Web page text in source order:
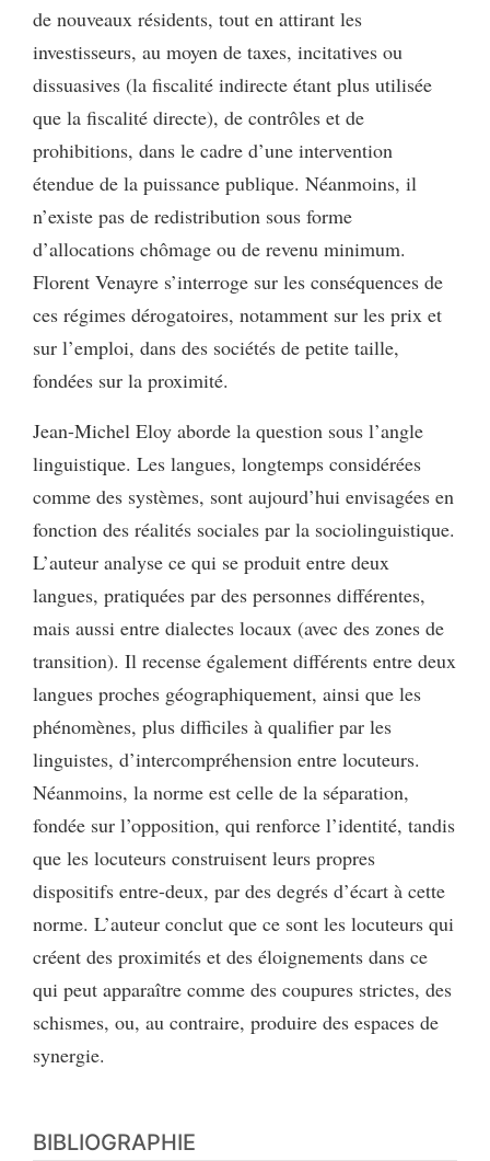
de nouveaux résidents, tout en attirant les
investisseurs, au moyen de taxes, incitatives ou
dissuasives (la fiscalité indirecte étant plus utilisée
que la fiscalité directe), de contrôles et de
prohibitions, dans le cadre d’une intervention
étendue de la puissance publique. Néanmoins, il
n’existe pas de redistribution sous forme
d’allocations chômage ou de revenu minimum.
Florent Venayre s’interroge sur les conséquences de
ces régimes dérogatoires, notamment sur les prix et
sur l’emploi, dans des sociétés de petite taille,
fondées sur la proximité.
Jean-Michel Eloy aborde la question sous l’angle
linguistique. Les langues, longtemps considérées
comme des systèmes, sont aujourd’hui envisagées en
fonction des réalités sociales par la sociolinguistique.
L’auteur analyse ce qui se produit entre deux
langues, pratiquées par des personnes différentes,
mais aussi entre dialectes locaux (avec des zones de
transition). Il recense également différents entre deux
langues proches géographiquement, ainsi que les
phénomènes, plus difficiles à qualifier par les
linguistes, d’intercompréhension entre locuteurs.
Néanmoins, la norme est celle de la séparation,
fondée sur l’opposition, qui renforce l’identité, tandis
que les locuteurs construisent leurs propres
dispositifs entre-deux, par des degrés d’écart à cette
norme. L’auteur conclut que ce sont les locuteurs qui
créent des proximités et des éloignements dans ce
qui peut apparaître comme des coupures strictes, des
schismes, ou, au contraire, produire des espaces de
synergie.
BIBLIOGRAPHIE